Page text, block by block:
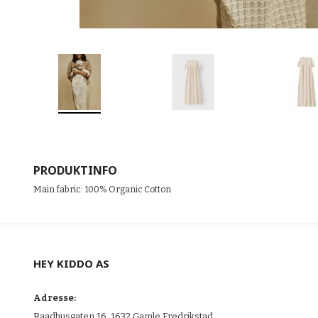
PRODUKTINFO
Main fabric: 100% Organic Cotton
HEY KIDDO AS
Adresse: